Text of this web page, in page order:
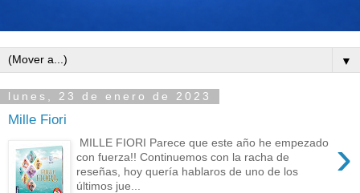
▼
lunes, 23 de enero de 2023
Mille Fiori
›
MILLE FIORI Parece que este año he empezado
con fuerza!! Continuemos con la racha de
reseñas, hoy quería hablaros de uno de los
últimos jue...